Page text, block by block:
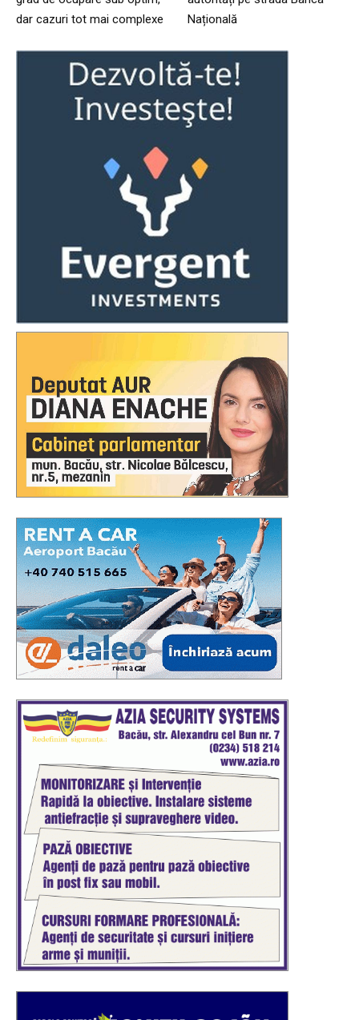
dar cazuri tot mai complexe
Națională